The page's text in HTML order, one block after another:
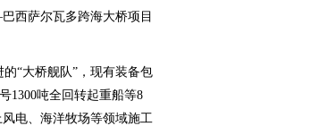
西萨尔瓦多跨海大桥项目
“大桥舰队”，现有装备包
1300吨全回转起重船等8
电、海洋牧场等领域施工